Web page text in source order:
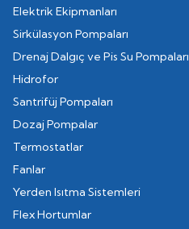
Elektrik Ekipmanları
Sirkülasyon Pompaları
Drenaj Dalgıç ve Pis Su Pompaları
Hidrofor
Santrifüj Pompaları
Dozaj Pompalar
Termostatlar
Fanlar
Yerden Isıtma Sistemleri
Flex Hortumlar